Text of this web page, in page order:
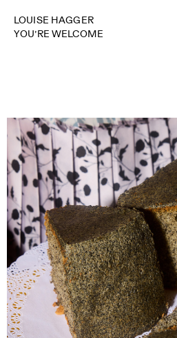
LOUISE HAGGER
YOU’RE WELCOME